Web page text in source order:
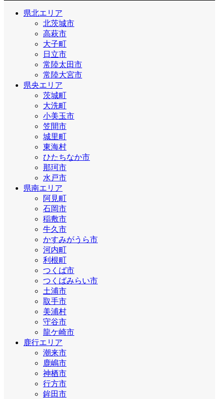
県北エリア
北茨城市
高萩市
大子町
日立市
常陸太田市
常陸大宮市
県央エリア
茨城町
大洗町
小美玉市
笠間市
城里町
東海村
ひたちなか市
那珂市
水戸市
県南エリア
阿見町
石岡市
稲敷市
牛久市
かすみがうら市
河内町
利根町
つくば市
つくばみらい市
土浦市
取手市
美浦村
守谷市
龍ケ崎市
鹿行エリア
潮来市
鹿嶋市
神栖市
行方市
鉾田市